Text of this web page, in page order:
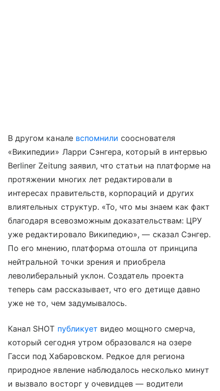
В другом канале вспомнили сооснователя
«Википедии» Ларри Сэнгера, который в интервью
Berliner Zeitung заявил, что статьи на платформе на
протяжении многих лет редактировали в
интересах правительств, корпораций и других
влиятельных структур. «То, что мы знаем как факт
благодаря всевозможным доказательствам: ЦРУ
уже редактировало Википедию», — сказал Сэнгер.
По его мнению, платформа отошла от принципа
нейтральной точки зрения и приобрела
леволиберальный уклон. Создатель проекта
теперь сам рассказывает, что его детище давно
уже не то, чем задумывалось.
Канал SHOT публикует видео мощного смерча,
который сегодня утром образовался на озере
Гасси под Хабаровском. Редкое для региона
природное явление наблюдалось несколько минут
и вызвало восторг у очевидцев — водители